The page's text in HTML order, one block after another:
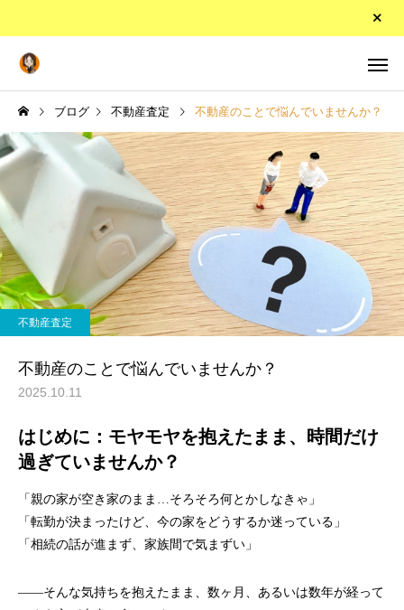
ブログ 不動産査定 不動産のことで悩んでいませんか？
不動産査定
不動産のことで悩んでいませんか？
2025.10.11
はじめに：モヤモヤを抱えたまま、時間だけ
過ぎていませんか？
「親の家が空き家のまま…そろそろ何とかしなきゃ」
「転勤が決まったけど、今の家をどうするか迷っている」
「相続の話が進まず、家族間で気まずい」
――そんな気持ちを抱えたまま、数ヶ月、あるいは数年が経って